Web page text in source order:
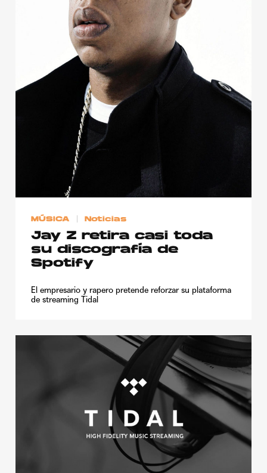
Publicidad
Contacto
Aviso Legal
© 2015-2022 UMOMAG. PROPIEDAD DE UMO agency. TODOS LOS
DERECHOS RESERVADOS.
MÚSICA Noticias
Jay Z retira casi toda
su discografía de
Spotify
El empresario y rapero pretende reforzar su plataforma
de streaming Tidal